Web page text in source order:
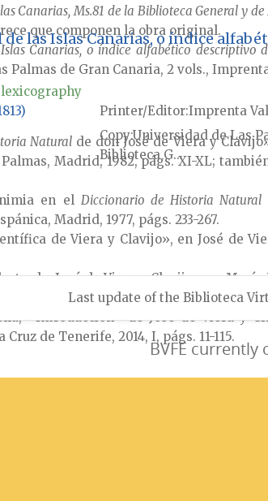
Canarias, Ms.81 de la Biblioteca General y
que componen la obra original.
Canarias, o índice alfabético descriptivo
Palmas de Gran Canaria, 2 vols.,
Naturalde don José de Viera y
Madrid, 1982, págs. XI-XL;
en el Diccionario de Historia Natural
Madrid, 1977, págs. 233-267.
de Viera y Clavijo», en José de
José de Viera y Clavijo», en
actuales en Historiografía Lingüística,
«Introducción» de José de Viera y
de Tenerife, 2014, I, págs. 11-115.
las Islas Canarias, o índice
Printer/Editor Imprenta
CopyUniversidad de Las
Biblioteca G...
Last update of the Biblioteca
BVFE currently